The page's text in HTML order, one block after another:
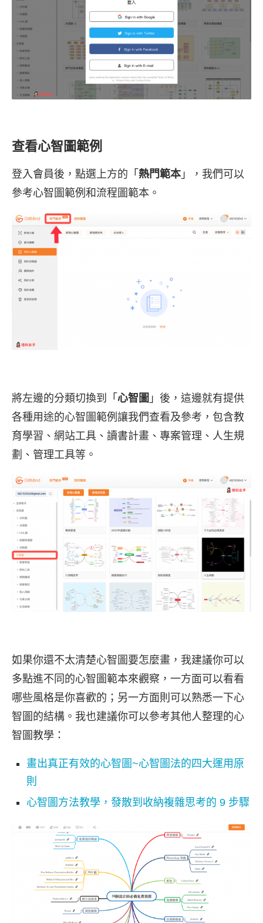
查看心智圖範例
登入會員後，點選上方的「 熱門範本 」，我們可以
參考心智圖範例和流程圖範本。
將左邊的分類切換到「 心智圖 」後，這邊就有提供
各種用途的心智圖範例讓我們查看及參考，包含教
育學習、網站工具、讀書計畫、專案管理、人生規
劃、管理工具等。
如果你還不太清楚心智圖要怎麼畫，我建議你可以
多點進不同的心智圖範本來觀察，一方面可以看看
哪些風格是你喜歡的；另一方面則可以熟悉一下心
智圖的結構。我也建議你可以參考其他人整理的心
智圖教學：
畫出真正有效的心智圖~心智圖法的四大運用原
則
心智圖方法教學，發散到收納複雜思考的 9 步驟